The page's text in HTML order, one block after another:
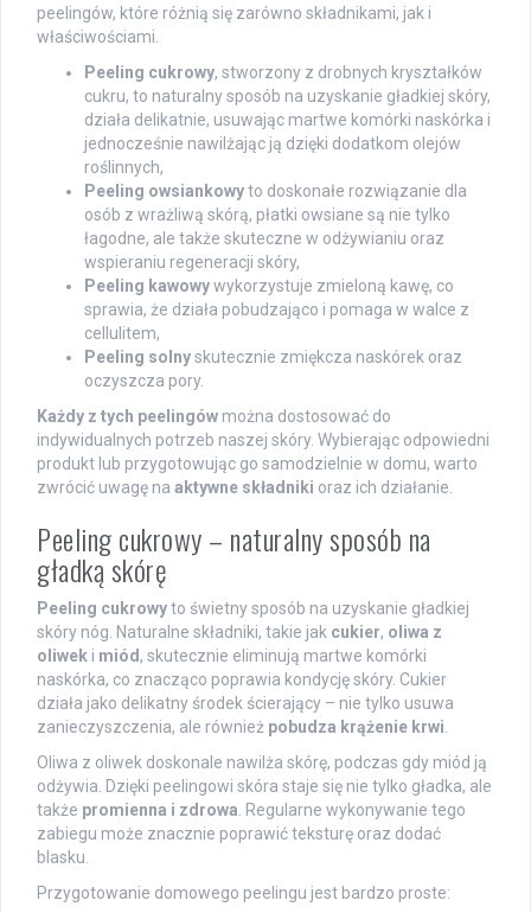
peelingów, które różnią się zarówno składnikami, jak i
właściwościami.
Peeling cukrowy, stworzony z drobnych kryształków
cukru, to naturalny sposób na uzyskanie gładkiej skóry,
działa delikatnie, usuwając martwe komórki naskórka i
jednocześnie nawilżając ją dzięki dodatkom olejów
roślinnych,
Peeling owsiankowyto doskonałe rozwiązanie dla
osób z wrażliwą skórą, płatki owsiane są nie tylko
łagodne, ale także skuteczne w odżywianiu oraz
wspieraniu regeneracji skóry,
Peeling kawowywykorzystuje zmieloną kawę, co
sprawia, że działa pobudzająco i pomaga w walce z
cellulitem,
Peeling solnyskutecznie zmiękcza naskórek oraz
oczyszcza pory.
Każdy z tych peelingów można dostosować do
indywidualnych potrzeb naszej skóry. Wybierając odpowiedni
produkt lub przygotowując go samodzielnie w domu, warto
zwrócić uwagę na aktywne składniki oraz ich działanie.
Peeling cukrowy – naturalny sposób na
gładką skórę
Peeling cukrowyto świetny sposób na uzyskanie gładkiej
skóry nóg. Naturalne składniki, takie jak cukier, oliwa z
oliwek i miód, skutecznie eliminują martwe komórki
naskórka, co znacząco poprawia kondycję skóry. Cukier
działa jako delikatny środek ścierający – nie tylko usuwa
zanieczyszczenia, ale również pobudza krążenie krwi
Oliwa z oliwek doskonale nawilża skórę, podczas gdy miód ją
odżywia. Dzięki peelingowi skóra staje się nie tylko gładka, ale
także promienna i zdrowa . Regularne wykonywanie tego
zabiegu może znacznie poprawić teksturę oraz dodać
blasku.
Przygotowanie domowego peelingu jest bardzo proste: